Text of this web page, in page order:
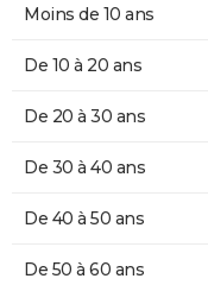
Moins de 10 ans
De 10 à 20 ans
De 20 à 30 ans
De 30 à 40 ans
De 40 à 50 ans
De 50 à 60 ans